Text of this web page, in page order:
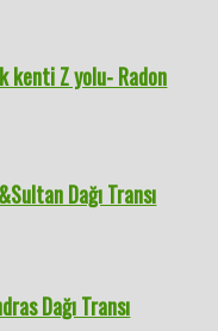
Z yolu- Radon
Dağı Transı
Dağı Transı